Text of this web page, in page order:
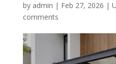
by admin | Feb 27, 2026 |
comments